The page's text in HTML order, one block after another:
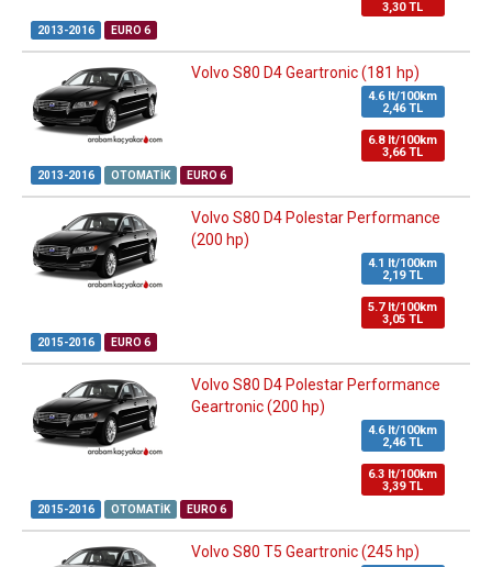
3,30 TL
2013-2016 EURO 6
Volvo S80 D4 Geartronic (181 hp)
4.6 lt/100km
2,46 TL
6.8 lt/100km
3,66 TL
2013-2016 OTOMATIK EURO 6
Volvo S80 D4 Polestar Performance
(200 hp)
4.1 lt/100km
2,19 TL
5.7 lt/100km
3,05 TL
2015-2016 EURO 6
Volvo S80 D4 Polestar Performance
Geartronic (200 hp)
4.6 lt/100km
2,46 TL
6.3 lt/100km
3,39 TL
2015-2016 OTOMATIK EURO 6
Volvo S80 T5 Geartronic (245 hp)